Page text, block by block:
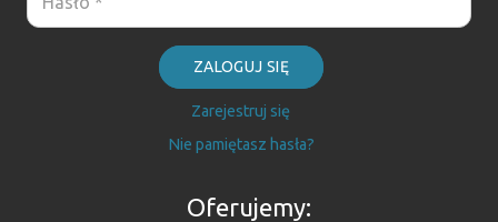
ZALOGUJ SIĘ
Zarejestruj się
Nie pamiętasz hasła?
Oferujemy: